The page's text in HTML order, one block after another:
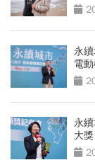
永
電
永
大